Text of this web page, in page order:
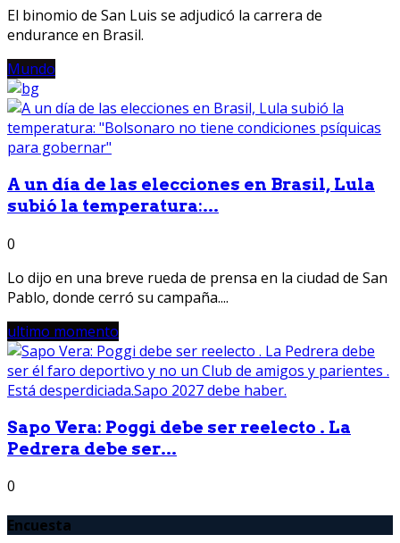
El binomio de San Luis se adjudicó la carrera de
endurance en Brasil.
Mundo
A un día de las elecciones en Brasil, Lula
subió la temperatura:...
0
Lo dijo en una breve rueda de prensa en la ciudad de San
Pablo, donde cerró su campaña....
ultimo momento
Sapo Vera: Poggi debe ser reelecto . La
Pedrera debe ser...
0
Encuesta